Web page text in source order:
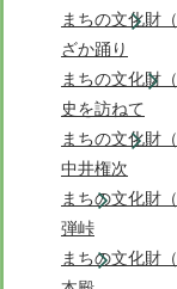
まちの文化財
ざか踊り
まちの文化財
史を訪ねて
まちの文化財
中井権次
まちの文化財
弾峠
まちの文化財